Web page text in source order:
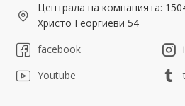
Централа на компанията:
Христо Георгиеви 54
facebook
Youtube